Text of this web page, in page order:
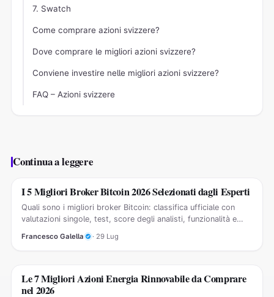
7. Swatch
Come comprare azioni svizzere?
Dove comprare le migliori azioni svizzere?
Conviene investire nelle migliori azioni svizzere?
FAQ – Azioni svizzere
Continua a leggere
GUIDE CRIPTOVALUTE
I 5 Migliori Broker Bitcoin 2026 Selezionati dagli Esperti
Quali sono i migliori broker Bitcoin: classifica ufficiale con
valutazioni singole, test, score degli analisti, funzionalità e
Francesco Galella · 29 Lug
GUIDE AZIONI
Le 7 Migliori Azioni Energia Rinnovabile da Comprare
nel 2026